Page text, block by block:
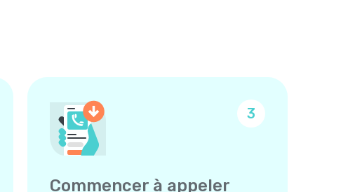
3
Commencer à appeler